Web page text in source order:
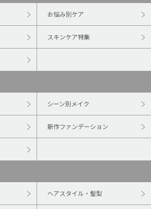
お悩み別ケア
スキンケア特集
シーン別メイク
新作ファンデーション
ヘアスタイル・髪型